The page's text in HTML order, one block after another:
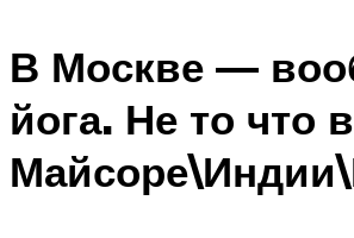
В Москве —
йога. Не то что в